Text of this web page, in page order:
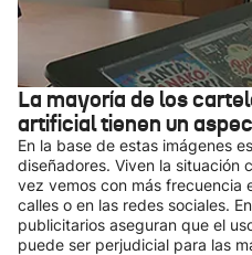
La mayoría de los
artificial tienen un
En la base de estas imágenes
diseñadores. Viven la situación
vez vemos con más frecuencia
calles o en las redes sociales.
publicitarios aseguran que el
puede ser perjudicial para las